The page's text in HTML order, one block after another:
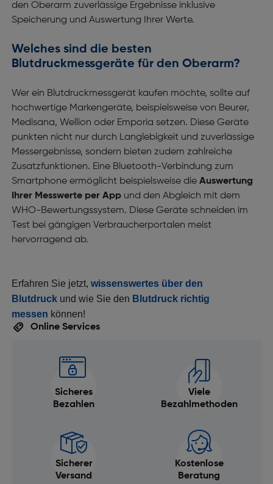
den Oberarm zuverlässige Ergebnisse inklusive
Speicherung und Auswertung Ihrer Werte.
Welches sind die besten
Blutdruckmessgeräte für den Oberarm?
Wer ein Blutdruckmessgerät kaufen möchte, sollte auf
hochwertige Markengeräte, beispielsweise von Beurer,
Medisana, Wellion oder Emporia setzen. Diese Geräte
punkten nicht nur durch Langlebigkeit und zuverlässige
Messergebnisse, sondern bieten zudem zahlreiche
Zusatzfunktionen. Eine Bluetooth-Verbindung zum
Smartphone ermöglicht beispielsweise die Auswertung
Ihrer Messwerte per App und den Abgleich mit dem
WHO-Bewertungssystem. Diese Geräte schneiden im
Test bei gängigen Verbraucherportalen meist
hervorragend ab.
Erfahren Sie jetzt, wissenswertes über den
Blutdruckund wie Sie den Blutdruck richtig
messen können!
Online Services
Sicheres
Bezahlen
Viele
Bezahlmethoden
Sicherer
Versand
Kostenlose
Beratung